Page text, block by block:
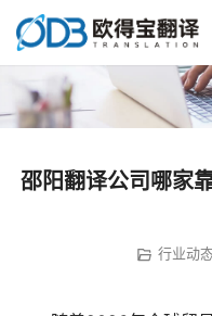
邵阳翻译公司哪家
行业动